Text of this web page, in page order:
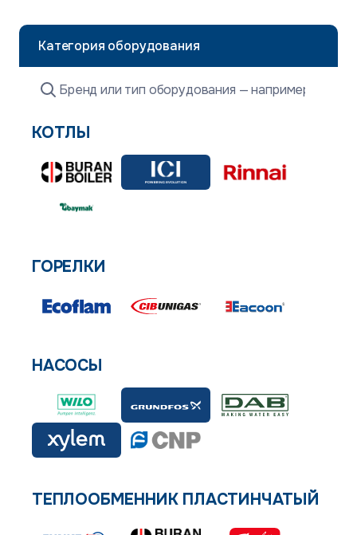
Категория оборудования
КОТЛЫ
ГОРЕЛКИ
НАСОСЫ
ТЕПЛООБМЕННИК ПЛАСТИНЧАТЫЙ